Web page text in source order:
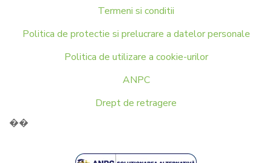
Termeni si conditii
Politica de protectie si prelucrare a datelor personale
Politica de utilizare a cookie-urilor
ANPC
Drept de retragere
��